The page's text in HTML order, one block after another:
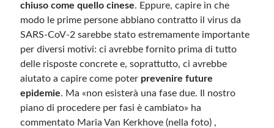
razzisti o che contengano dati personali non conformi al rispetto delle norme sulla
privacy. Alcune immagini inserite in questo blog sono tratte da Internet e, pertanto,
considerate di pubblico dominio. Qualora la loro pubblicazione violasse eventuali
immediatamente rimosse. L’autore del blog non è responsabile dei siti collegati
Meta
Accedi
chiuso come quello cinese. Eppure, capire in che
modo le prime persone abbiano contratto il virus da
SARS-CoV-2 sarebbe stato estremamente importante
per diversi motivi: ci avrebbe fornito prima di tutto
delle risposte concrete e, soprattutto, ci avrebbe
aiutato a capire come poter prevenire future
epidemie. Ma «non esisterà una fase due. Il nostro
piano di procedere per fasi è cambiato» ha
commentato Maria Van Kerkhove (nella foto) ,